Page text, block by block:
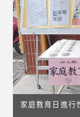
家庭教育日進行